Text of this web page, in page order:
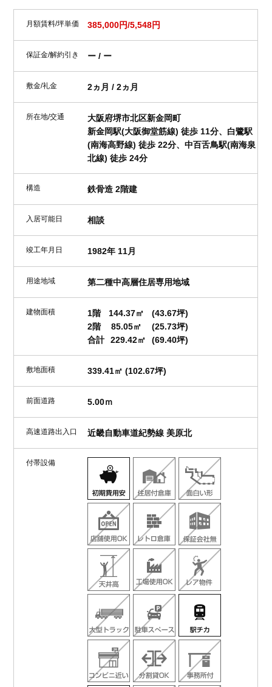
月額賃料/坪単価 385,000円/5,548円
保証金/解約引き ー / ー
敷金/礼金 2ヵ月 / 2ヵ月
所在地/交通
大阪府堺市北区新金岡町
新金岡駅(大阪御堂筋線) 徒歩 11分、白鷺駅
(南海高野線) 徒歩 22分、中百舌鳥駅(南海泉
北線) 徒歩 24分
構造 鉄骨造 2階建
入居可能日 相談
竣工年月日 1982年 11月
用途地域 第二種中高層住居専用地域
建物面積 1階 144.37㎡
(43.67坪)
2階
85.05㎡
(25.73坪)
合計
229.42㎡ (69.40坪)
敷地面積 339.41㎡ (102.67坪)
前面道路 5.00ｍ
高速道路出入口 近畿自動車道紀勢線 美原北
付帯設備